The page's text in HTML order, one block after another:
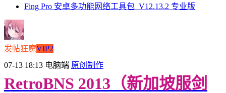
Fing Pro 安卓多功能网络工具包_V12.13.2 专业版
发帖狂魔VIP2
07-13 18:13 电脑端 原创制作
RetroBNS 2013（新加坡服剑